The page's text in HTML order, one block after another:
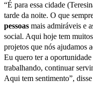
“É para essa cidade
tarde da noite. O que
pessoas mais admiráveis e
social. Aqui hoje tem
projetos que nós ajudamos
Eu quero ter a
trabalhando, continuar
Aqui tem sentimento”,